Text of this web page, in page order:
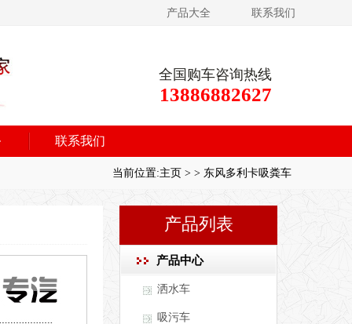
产品大全 联系我们
全国购车咨询热线
13886882627
联系我们
当前位置:主页 > > 东风多利卡吸粪车
产品列表
产品中心
洒水车
吸污车